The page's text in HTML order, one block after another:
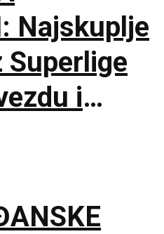
Najskuplje
Superlige
i